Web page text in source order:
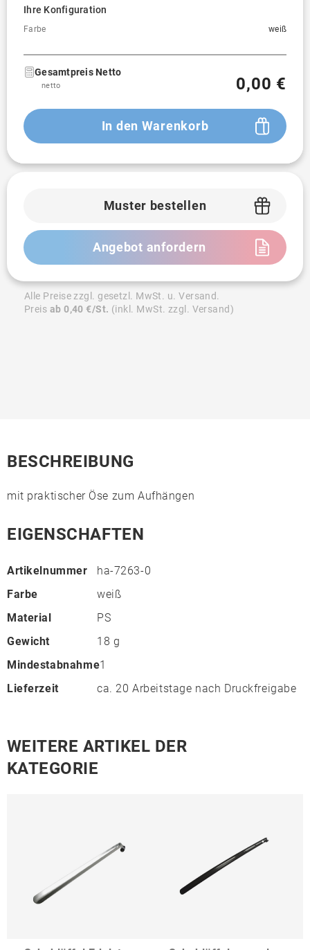
Ihre Konfiguration
Farbe weiß
Gesamtpreis Netto
netto 0,00 €
In den Warenkorb
Muster bestellen
Angebot anfordern
Alle Preise zzgl. gesetzl. MwSt. u. Versand.
Preis ab 0,40 €/St. (inkl. MwSt. zzgl. Versand)
BESCHREIBUNG
mit praktischer Öse zum Aufhängen
EIGENSCHAFTEN
Artikelnummer
ha-7263-0
Farbe
weiß
Material
PS
Gewicht
18 g
Mindestabnahme1
Lieferzeit
ca. 20 Arbeitstage nach Druckfreigabe
WEITERE ARTIKEL DER
KATEGORIE